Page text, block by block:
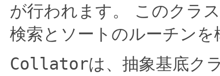
が行われます。
このクラ
検索とソートのルーチンを
Collatorは、抽象基底ク